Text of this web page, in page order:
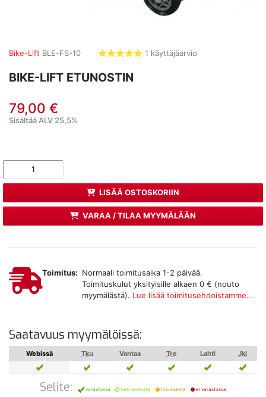
Bike-Lift BLE-FS-10
1 käyttäjäarvio
BIKE-LIFT ETUNOSTIN
79,00 €
Sisältää ALV 25,5%
LISÄÄ OSTOSKORIIN
VARAA / TILAA MYYMÄLÄÄN
Toimitus: Normaali toimitusaika 1-2 päivää.
Toimituskulut yksityisille alkaen 0 € (nouto
myymälästä). Lue lisää toimitusehdoistamme...
Saatavuus myymälöissä:
Webissä Tku Vantaa Tre Lahti Jkl
Selite: varastossa heti verkosta tilauksesta ei varastossa